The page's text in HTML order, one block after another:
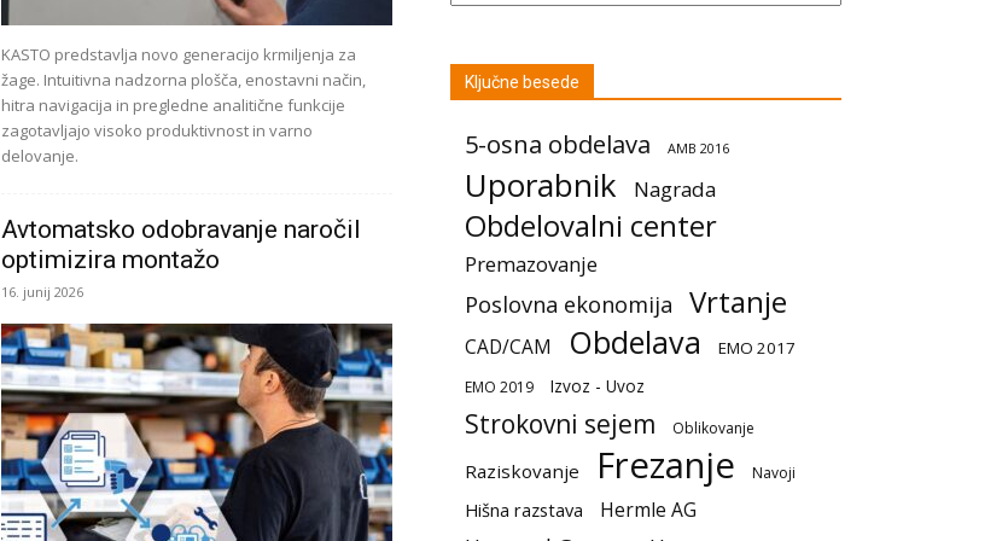
KASTO predstavlja novo generacijo krmiljenja za
žage. Intuitivna nadzorna plošča, enostavni način,
hitra navigacija in pregledne analitične funkcije
zagotavljajo visoko produktivnost in varno
delovanje.
Avtomatsko odobravanje naročil
optimizira montažo
16. junij 2026
Ključne besede
5-osna obdelava AMB 2016
Uporabnik Nagrada
Obdelovalni center
Premazovanje
Poslovna ekonomija Vrtanje
CAD/CAM Obdelava EMO 2017
EMO 2019 Izvoz - Uvoz
Strokovni sejem Oblikovanje
Raziskovanje Frezanje Navoji
Hišna razstava Hermle AG